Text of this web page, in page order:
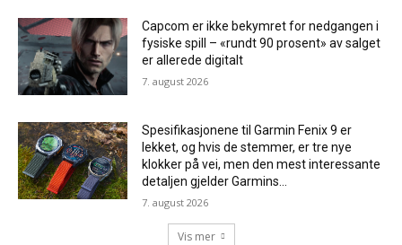
Capcom er ikke bekymret for nedgangen i
fysiske spill – «rundt 90 prosent» av salget
er allerede digitalt
7. august 2026
Spesifikasjonene til Garmin Fenix ​​9 er
lekket, og hvis de stemmer, er tre nye
klokker på vei, men den mest interessante
detaljen gjelder Garmins...
7. august 2026
Vis mer